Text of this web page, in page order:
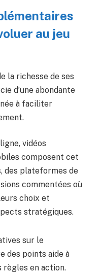
au jeu
la richesse de ses
d’une abondante
à faciliter
vidéos
composent cet
des plateformes de
commentées où
choix et
stratégiques.
sur le
des points aide à
en action.